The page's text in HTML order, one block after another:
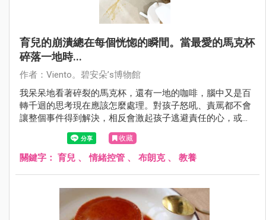
育兒的崩潰總在每個恍惚的瞬間。當最愛的馬克杯
碎落一地時...
作者：Viento。碧安朵’s博物館
我呆呆地看著碎裂的馬克杯，還有一地的咖啡，腦中又是百
轉千迴的思考現在應該怎麼處理。對孩子怒吼、責罵都不會
讓整個事件得到解決，相反會激起孩子逃避責任的心，或是
未來對於做錯事情的選擇隱瞞。
收藏
關鍵字： 育兒 、情緒控管 、 布朗克、 教養